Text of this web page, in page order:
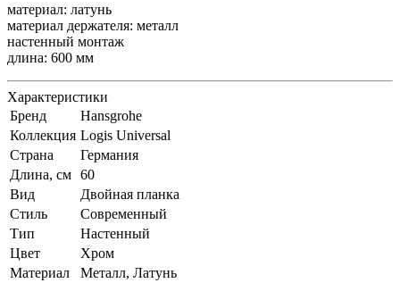
материал: латунь
материал держателя: металл
настенный монтаж
длина: 600 мм
Характеристики
Бренд
Hansgrohe
Коллекция Logis Universal
Страна
Германия
Длина, см 60
Вид
Двойная планка
Стиль
Современный
Тип
Настенный
Цвет
Хром
Материал
Металл, Латунь